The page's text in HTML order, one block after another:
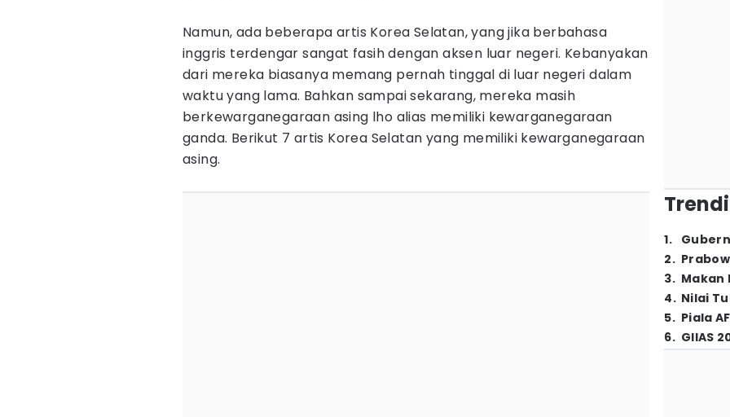
Namun, ada beberapa artis Korea Selatan, yang jika berbahasa
inggris terdengar sangat fasih dengan aksen luar negeri. Kebanyakan
dari mereka biasanya memang pernah tinggal di luar negeri dalam
waktu yang lama. Bahkan sampai sekarang, mereka masih
berkewarganegaraan asing lho alias memiliki kewarganegaraan
ganda. Berikut 7 artis Korea Selatan yang memiliki kewarganegaraan
asing.
1.
2.
3. Makan
4. Nilai
5. Piala
6. GIIAS